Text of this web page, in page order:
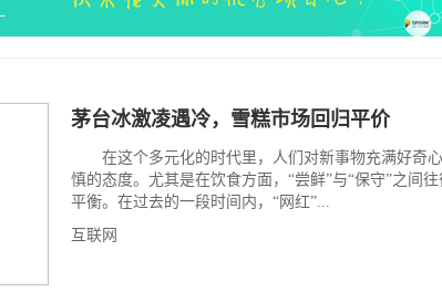
茅台冰激凌遇冷，雪糕市场回归平价
在这个多元化的时代里，人们对新事物充满好奇心
慎的态度。尤其是在饮食方面，“尝鲜”与“保守”之间
平衡。在过去的一段时间内，“网红”...
互联网